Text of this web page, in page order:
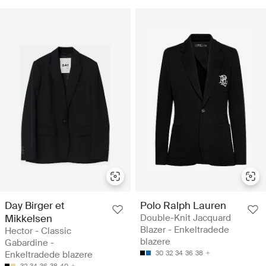
Day Birger et
Mikkelsen
Hector - Classic
Gabardine -
Enkeltradede blazere
Polo Ralph Lauren
Double-Knit Jacquard
Blazer - Enkeltradede
blazere
30 32 34 36 38